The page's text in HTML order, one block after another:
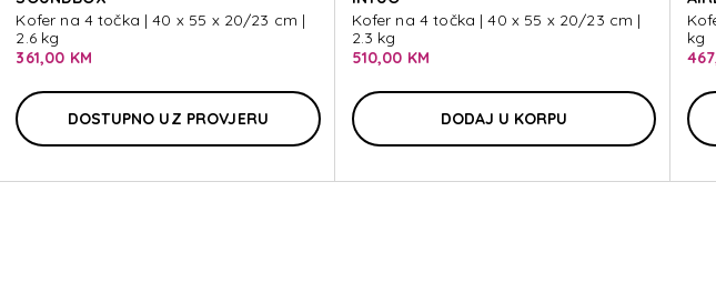
Kofer na 4 točka | 40 x 55 x 20/23 cm |
2.6 kg
361,00 KM
DOSTUPNO UZ PROVJERU
Kofer na 4 točka | 40 x 55 x 20/23 cm |
2.3 kg
510,00 KM
DODAJ U KORPU
kg